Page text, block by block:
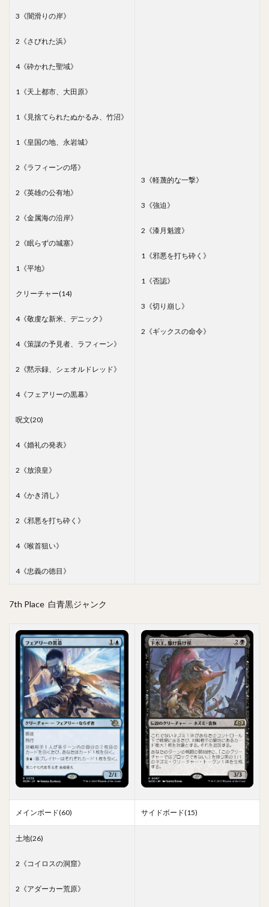
3《闇滑りの岸》
2《さびれた浜》
4《砕かれた聖域》
1《天上都市、大田原》
1《見捨てられたぬかるみ、竹沼》
1《皇国の地、永岩城》
2《ラフィーンの塔》
2《英雄の公有地》
2《金属海の沿岸》
2《眠らずの城塞》
1《平地》
クリーチャー(14)
4《敬虔な新米、デニック》
4《策謀の予見者、ラフィーン》
2《黙示録、シェオルドレッド》
4《フェアリーの黒幕》
呪文(20)
4《婚礼の発表》
2《放浪皇》
4《かき消し》
2《邪悪を打ち砕く》
4《喉首狙い》
4《忠義の徳目》
3《軽蔑的な一撃》
3《強迫》
2《漆月魁渡》
1《邪悪を打ち砕く》
1《否認》
3《切り崩し》
2《ギックスの命令》
7th Place 白青黒ジャンク
メインボード(60) サイドボード(15)
土地(26)
2《コイロスの洞窟》
2《アダーカー荒原》